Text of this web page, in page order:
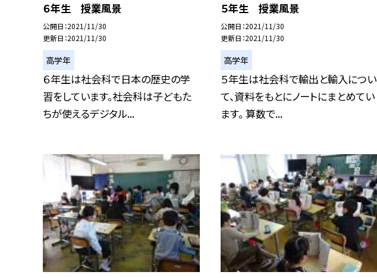
６年生 授業風景
公開日 2021/11/30
更新日 2021/11/30
高学年
６年生は社会科で日本の歴史の学
習をしています。社会科は子どもた
ちが使えるデジタル...
５年生 授業風景
公開日 2021/11/30
更新日 2021/11/30
高学年
５年生は社会科で輸出と輸入につい
て、資料をもとにノートにまとめてい
ます。 算数で...